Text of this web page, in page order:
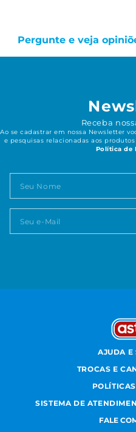
Pergunte e veja
Receba
Ao se cadastrar em nossa Newsletter
e pesquisas relacionadas aos
Política de
AJUDA E
TROCAS E
SISTEMA DE
FALE